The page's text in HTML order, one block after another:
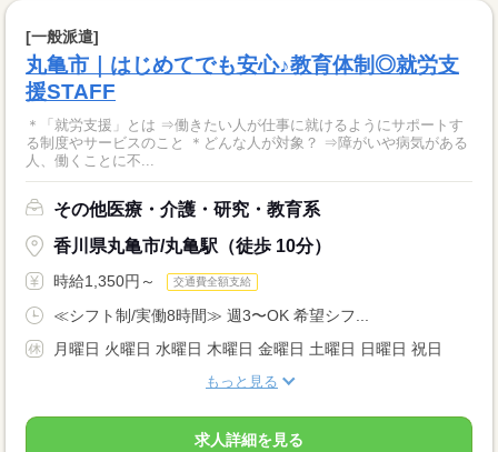
[一般派遣]
丸亀市｜はじめてでも安心♪教育体制◎就労支
援STAFF
＊「就労支援」とは ⇒働きたい人が仕事に就けるようにサポートす
る制度やサービスのこと ＊どんな人が対象？ ⇒障がいや病気がある
人、働くことに不...
その他医療・介護・研究・教育系
香川県丸亀市/丸亀駅（徒歩 10分）
時給1,350円～ 交通費全額支給
≪シフト制/実働8時間≫ 週3〜OK 希望シフ...
月曜日 火曜日 水曜日 木曜日 金曜日 土曜日 日曜日 祝日
もっと見る
求人詳細を見る